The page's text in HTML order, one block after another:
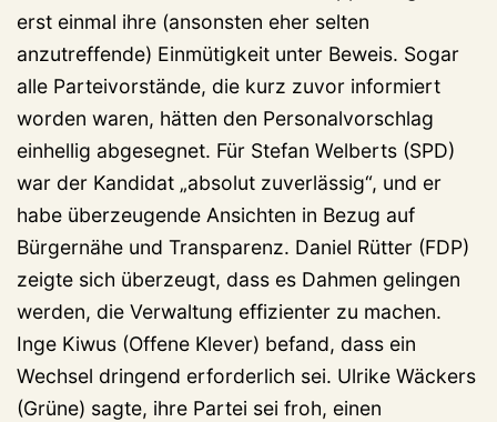
erst einmal ihre (ansonsten eher selten
anzutreffende) Einmütigkeit unter Beweis. Sogar
alle Parteivorstände, die kurz zuvor informiert
worden waren, hätten den Personalvorschlag
einhellig abgesegnet. Für Stefan Welberts (SPD)
war der Kandidat „absolut zuverlässig“, und er
habe überzeugende Ansichten in Bezug auf
Bürgernähe und Transparenz. Daniel Rütter (FDP)
zeigte sich überzeugt, dass es Dahmen gelingen
werden, die Verwaltung effizienter zu machen.
Inge Kiwus (Offene Klever) befand, dass ein
Wechsel dringend erforderlich sei. Ulrike Wäckers
(Grüne) sagte, ihre Partei sei froh, einen